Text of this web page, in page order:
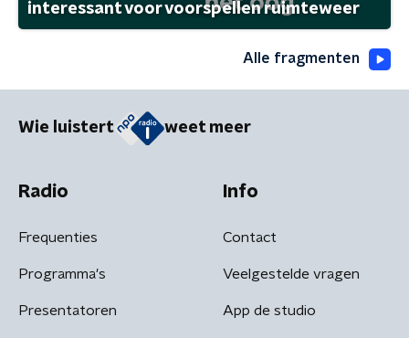
interessant voor voorspellen ruimteweer
Alle fragmenten
Wie luistert weet meer
Radio
Frequenties
Programma's
Presentatoren
Info
Contact
Veelgestelde vragen
App de studio